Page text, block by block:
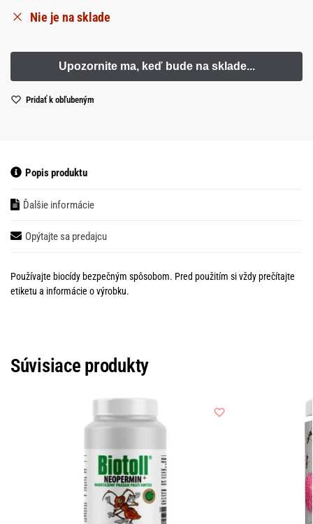
Nie je na sklade
Pridať k obľubeným
Popis produktu
Ďalšie informácie
Opýtajte sa predajcu
Používajte biocídy bezpečným spôsobom. Pred použitím si vždy prečítajte
etiketu a informácie o výrobku.
Súvisiace produkty